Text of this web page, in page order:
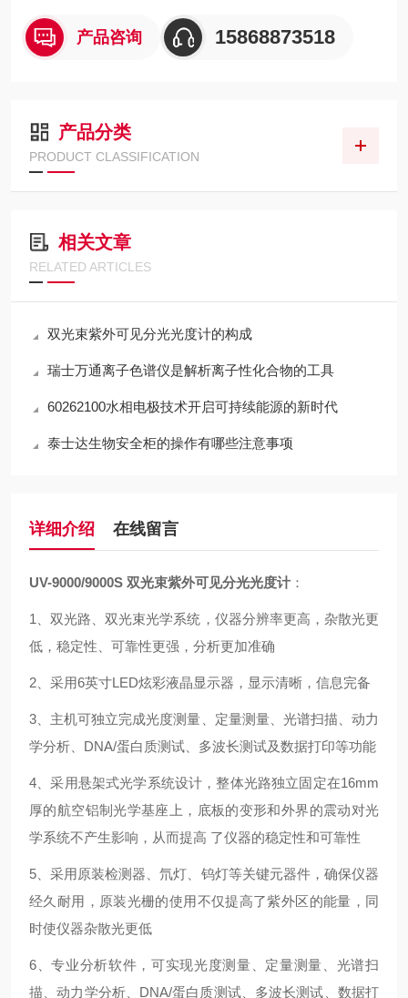
产品咨询 15868873518
产品分类
PRODUCT CLASSIFICATION
相关文章
RELATED ARTICLES
双光束紫外可见分光光度计的构成
瑞士万通离子色谱仪是解析离子性化合物的工具
60262100水相电极技术开启可持续能源的新时代
泰士达生物安全柜的操作有哪些注意事项
详细介绍 在线留言
UV-9000/9000S 双光束紫外可见分光光度计 ：
1、双光路、双光束光学系统，仪器分辨率更高，杂散光更
低，稳定性、可靠性更强，分析更加准确
2、采用6英寸LED炫彩液晶显示器，显示清晰，信息完备
3、主机可独立完成光度测量、定量测量、光谱扫描、动力
学分析、DNA/蛋白质测试、多波长测试及数据打印等功能
4、采用悬架式光学系统设计，整体光路独立固定在16mm
厚的航空铝制光学基座上，底板的变形和外界的震动对光
学系统不产生影响，从而提高 了仪器的稳定性和可靠性
5、采用原装检测器、氘灯、钨灯等关键元器件，确保仪器
经久耐用，原装光栅的使用不仅提高了紫外区的能量，同
时使仪器杂散光更低
6、专业分析软件，可实现光度测量、定量测量、光谱扫
描、动力学分析、DNA/蛋白质测试、多波长测试、数据打